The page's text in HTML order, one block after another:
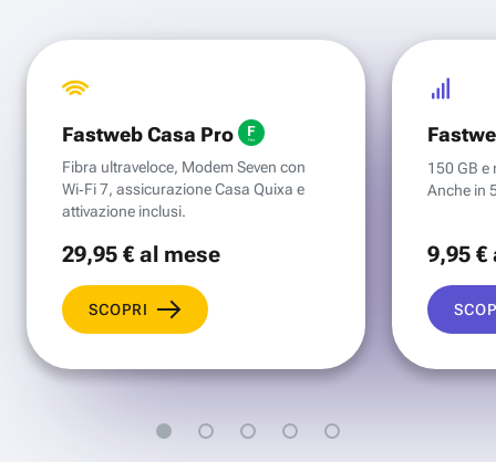
Fastweb Casa Pro
Fibra ultraveloce, Modem Seven con
Wi‑Fi 7, assicurazione Casa Quixa e
attivazione inclusi.
29,95 €al mese
SCOPRI
150 GB e
Anche in
9,95 €